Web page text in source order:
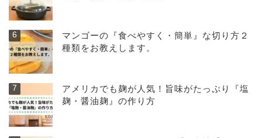
マンゴーの『食べやすく・簡単』な切り方２
種類をお教えします。
アメリカでも麹が人気！旨味がたっぷり『塩
麹・醤油麹』の作り方